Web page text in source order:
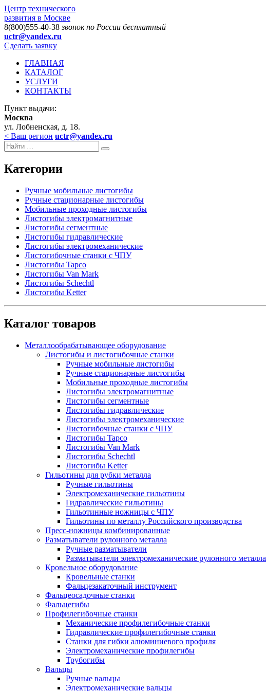
Центр технического
развития в Москве
8(800)555-40-38звонок по России бесплатный
uctr@yandex.ru
Сделать заявку
ГЛАВНАЯ
КАТАЛОГ
УСЛУГИ
КОНТАКТЫ
Пункт выдачи:
Москва
ул. Лобненская, д. 18.
< Ваш регион uctr@yandex.ru
Категории
Ручные мобильные листогибы
Ручные стационарные листогибы
Мобильные проходные листогибы
Листогибы электромагнитные
Листогибы сегментные
Листогибы гидравлические
Листогибы электромеханические
Листогибочные станки с ЧПУ
Листогибы Tapco
Листогибы Van Mark
Листогибы Schechtl
Листогибы Ketter
Каталог товаров
Металлообрабатывающее оборудование
Листогибы и листогибочные станки
Ручные мобильные листогибы
Ручные стационарные листогибы
Мобильные проходные листогибы
Листогибы электромагнитные
Листогибы сегментные
Листогибы гидравлические
Листогибы электромеханические
Листогибочные станки с ЧПУ
Листогибы Tapco
Листогибы Van Mark
Листогибы Schechtl
Листогибы Ketter
Гильотины для рубки металла
Ручные гильотины
Электромеханические гильотины
Гидравлические гильотины
Гильотинные ножницы с ЧПУ
Гильотины по металлу Российского производства
Пресс-ножницы комбинированные
Разматыватели рулонного металла
Ручные разматыватели
Разматыватели электромеханические рулонного металла
Кровельное оборудование
Кровельные станки
Фальцезакаточный инструмент
Фальцеосадочные станки
Фальцегибы
Профилегибочные станки
Механические профилегибочные станки
Гидравлические профилегибочные станки
Станки для гибки алюминиевого профиля
Электромеханические профилегибы
Трубогибы
Вальцы
Ручные вальцы
Электромеханические вальцы